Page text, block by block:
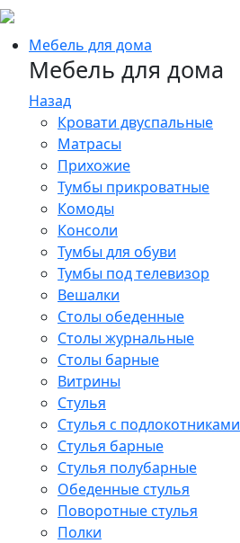
Мебель для дома
Мебель для дома
Назад
Кровати двуспальные
Матрасы
Прихожие
Тумбы прикроватные
Комоды
Консоли
Тумбы для обуви
Тумбы под телевизор
Вешалки
Столы обеденные
Столы журнальные
Столы барные
Витрины
Стулья
Стулья с подлокотниками
Стулья барные
Стулья полубарные
Обеденные стулья
Поворотные стулья
Полки